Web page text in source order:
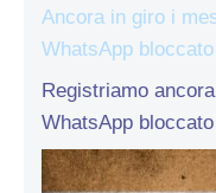
Ancora in giro i
WhatsApp
Registriamo
WhatsApp